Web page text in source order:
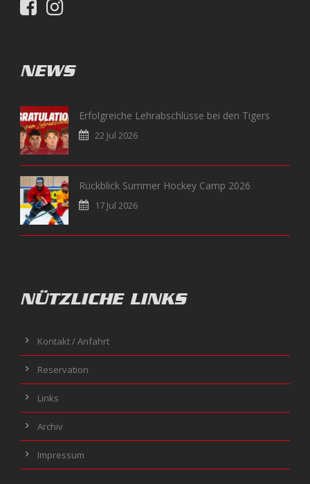
NEWS
Erfolgreiche Lehrabschlüsse bei den Tigers
22 Jul 2026
Rückblick Summer Hockey Camp 2026
17 Jul 2026
NÜTZLICHE LINKS
Kontakt / Anfahrt
Reservation
Links
Archiv
Impressum